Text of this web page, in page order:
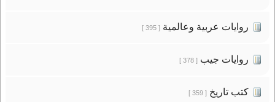
روايات عربية وعالمية[ 395 ]
روايات جيب[ 378 ]
كتب تاريخ[ 359 ]